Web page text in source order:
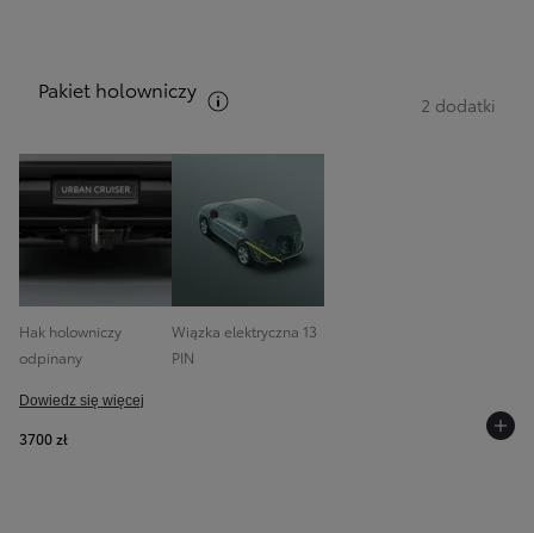
Pakiet holowniczy
2 dodatki
Hak holowniczy
odpinany
Wiązka elektryczna 13
PIN
Dowiedz się więcej
3700 zł